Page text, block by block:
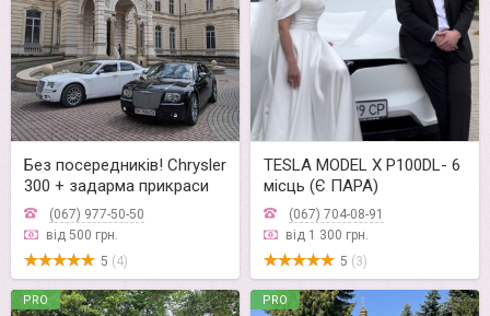
Без посередників! Chrysler
300 + задарма прикраси
(067) 977-50-50
від 500 грн.
5 (4)
TESLA MODEL X P100DL- 6
місць (Є ПАРА)
(067) 704-08-91
від 1 300 грн.
5 (3)
PRO PRO